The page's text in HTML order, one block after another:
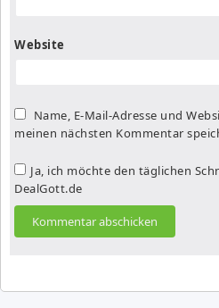
Website
Name, E-Mail-Adresse und
meinen nächsten Kommentar
Ja, ich möchte den täglichen
DealGott.de